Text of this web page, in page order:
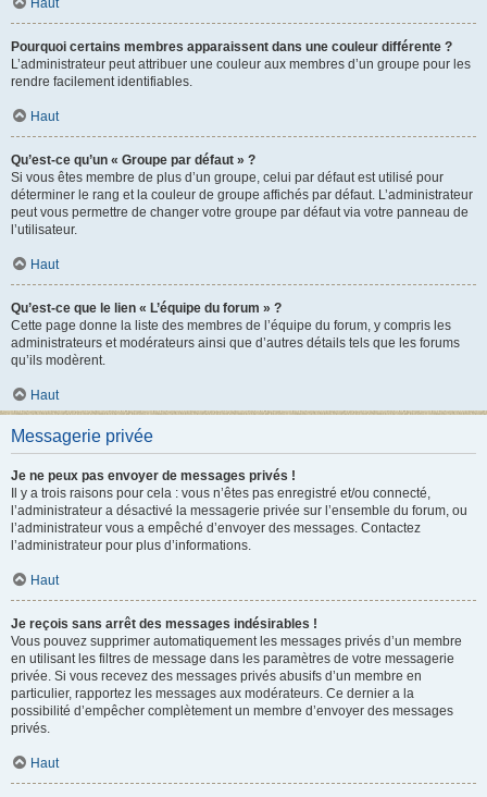
Pourquoi certains membres apparaissent dans une couleur différente ?
L’administrateur peut attribuer une couleur aux membres d’un groupe pour les
rendre facilement identifiables.
Haut
Qu’est-ce qu’un « Groupe par défaut » ?
Si vous êtes membre de plus d’un groupe, celui par défaut est utilisé pour
déterminer le rang et la couleur de groupe affichés par défaut. L’administrateur
peut vous permettre de changer votre groupe par défaut via votre panneau de
l’utilisateur.
Haut
Qu’est-ce que le lien « L’équipe du forum » ?
Cette page donne la liste des membres de l’équipe du forum, y compris les
administrateurs et modérateurs ainsi que d’autres détails tels que les forums
qu’ils modèrent.
Haut
Messagerie privée
Je ne peux pas envoyer de messages privés !
Il y a trois raisons pour cela : vous n’êtes pas enregistré et/ou connecté,
l’administrateur a désactivé la messagerie privée sur l’ensemble du forum, ou
l’administrateur vous a empêché d’envoyer des messages. Contactez
l’administrateur pour plus d’informations.
Haut
Je reçois sans arrêt des messages indésirables !
Vous pouvez supprimer automatiquement les messages privés d’un membre
en utilisant les filtres de message dans les paramètres de votre messagerie
privée. Si vous recevez des messages privés abusifs d’un membre en
particulier, rapportez les messages aux modérateurs. Ce dernier a la
possibilité d’empêcher complètement un membre d’envoyer des messages
privés.
Haut